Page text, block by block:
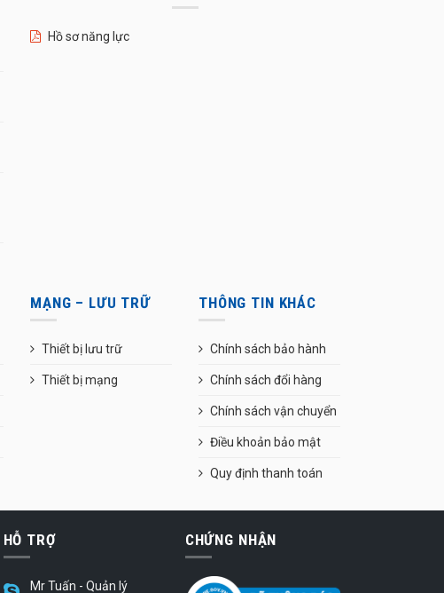
Hồ sơ năng lực
MẠNG – LƯU TRỮ
Thiết bị lưu trữ
Thiết bị mạng
THÔNG TIN KHÁC
Chính sách bảo hành
Chính sách đổi hàng
Chính sách vận chuyển
Điều khoản bảo mật
Quy định thanh toán
HỖ TRỢ
Mr Tuấn - Quản lý
CHỨNG NHẬN